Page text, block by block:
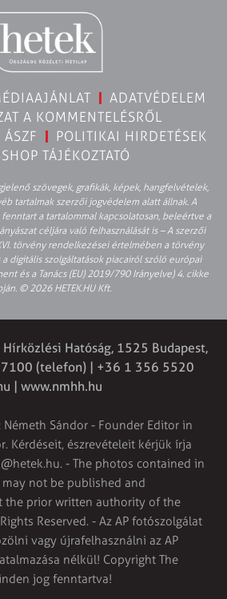
ADATVÉDELEM
A KOMMENTELÉSRŐL
ÁSZF
POLITIKAI HIRDETÉSEK
TÁJÉKOZTATÓ
szövegek, grafikák, képek, hangfelvételek,
tartalmak szerzői jogvédelem alatt állnak. A
a tartalommal kapcsolatosan, beleértve a
céljára való felhasználását is – A szerzői
törvény rendelkezései értelmében a törvény
a digitális szolgáltatások piacairól szóló európai
és a Tanács (EU) 2019/790 Irányelve) 4. cikke
© 2026 HETEK.HU Kft.
Hatóság, 1525 Budapest,
(telefon) | +36 1 356 5520
| www.nmhh.hu
Sándor - Founder Editor in
Kérdéseit, észrevételeit kérjük írja
. - The photos contained in
not be published and
the prior written authority of the
Reserved. - Az AP fotószolgálat
vagy újrafelhasználni az AP
nélkül! Copyright The
jog fenntartva!